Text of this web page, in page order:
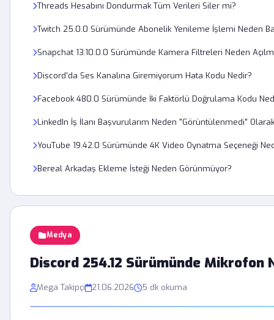
Medya
Discord 254.12 Sürümünde Mikrofon
Mega Takipçi 21.06.2026 5 dk okuma
Threads Hesabını Dondurmak Tüm Verileri Siler mi?
Twitch 25.0.0 Sürümünde Abonelik Yenileme İşlemi Neden
Snapchat 13.10.0.0 Sürümünde Kamera Filtreleri Neden
Discord'da Ses Kanalına Giremiyorum Hata Kodu Nedir?
Facebook 480.0 Sürümünde İki Faktörlü Doğrulama Kodu
LinkedIn İş İlanı Başvurularım Neden "Görüntülenmedi"
YouTube 19.42.0 Sürümünde 4K Video Oynatma Seçeneği
Bereal Arkadaş Ekleme İsteği Neden Görünmüyor?